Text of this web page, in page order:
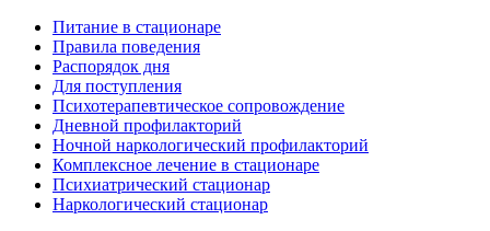
Питание в стационаре
Правила поведения
Распорядок дня
Для поступления
Психотерапевтическое сопровождение
Дневной профилакторий
Ночной наркологический профилакторий
Комплексное лечение в стационаре
Психиатрический стационар
Наркологический стационар